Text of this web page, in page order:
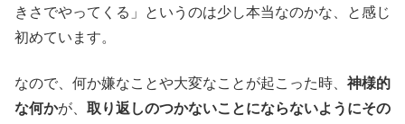
きさでやってくる」というのは少し本当なのかな、と感じ
初めています。
なので、何か嫌なことや大変なことが起こった時、 神様的
な何かが、 取り返しのつかないことにならないようにその